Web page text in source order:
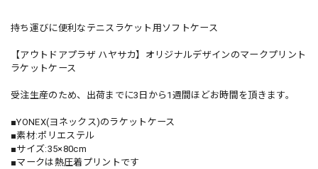
持ち運びに便利なテニスラケット用ソフトケース
【アウトドアプラザ ハヤサカ】オリジナルデザインのマークプリント
ラケットケース
受注生産のため、出荷までに3日から1週間ほどお時間を頂きます。
■YONEX(ヨネックス)のラケットケース
■素材:ポリエステル
■サイズ:35×80cm
■マークは熱圧着プリントです